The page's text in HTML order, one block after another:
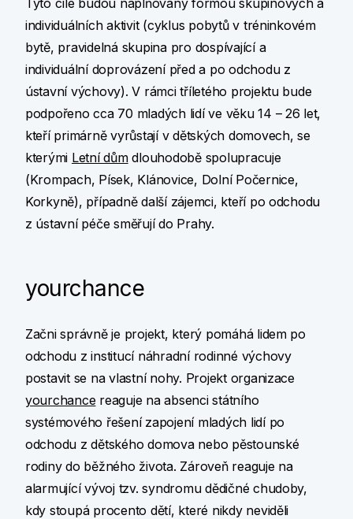
Tyto cíle budou naplňovány formou skupinových a
individuálních aktivit (cyklus pobytů v tréninkovém
bytě, pravidelná skupina pro dospívající a
individuální doprovázení před a po odchodu z
ústavní výchovy). V rámci tříletého projektu bude
podpořeno cca 70 mladých lidí ve věku 14 – 26 let,
kteří primárně vyrůstají v dětských domovech, se
kterými Letní důmdlouhodobě spolupracuje
(Krompach, Písek, Klánovice, Dolní Počernice,
Korkyně), případně další zájemci, kteří po odchodu
z ústavní péče směřují do Prahy.
yourchance
Začni správně je projekt, který pomáhá lidem po
odchodu z institucí náhradní rodinné výchovy
postavit se na vlastní nohy. Projekt organizace
yourchancereaguje na absenci státního
systémového řešení zapojení mladých lidí po
odchodu z dětského domova nebo pěstounské
rodiny do běžného života. Zároveň reaguje na
alarmující vývoj tzv. syndromu dědičné chudoby,
kdy stoupá procento dětí, které nikdy neviděli